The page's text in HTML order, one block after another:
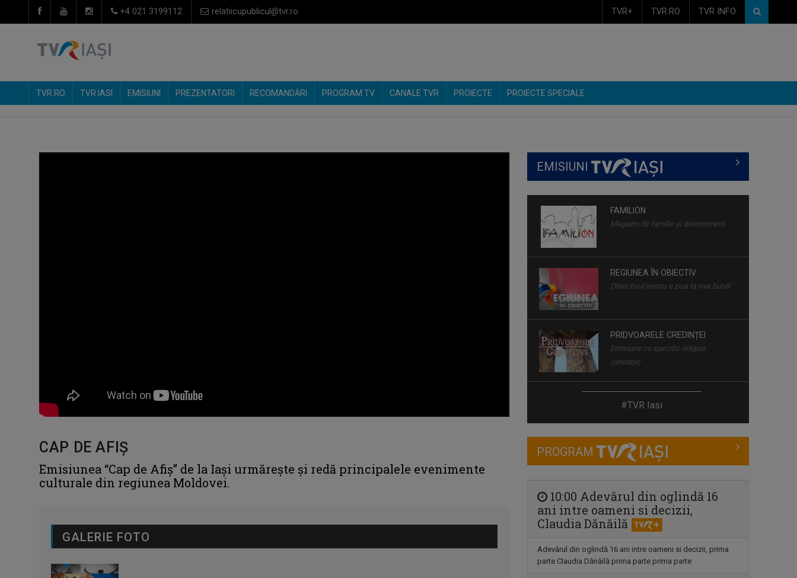
+4 021 3199112 relatiicupublicul@tvr.ro TVR+ TVR.RO TVR INFO
TVR.RO TVR IASI EMISIUNI PREZENTATORI RECOMANDĂRI PROGRAM TV CANALE TVR PROIECTE PROIECTE SPECIALE
CAP DE AFIȘ
Emisiunea “Cap de Afiş” de la Iaşi urmăreşte şi redă principalele evenimente
culturale din regiunea Moldovei.
GALERIE FOTO
EMISIUNI
FAMILION
Magazin de familie și divertisment
REGIUNEA ÎN OBIECTIV
Obiectivul nostru e ziua ta mai bună!
PRIDVOARELE CREDINȚEI
Emisiune cu specific religios
(ortodox)
Dezbatere pe teme medicale. Cei mai
buni ...
PLAY
REPORTER SPECIAL
Emisiune de reportaj și investigație
realizată ...
#TVR Iasi
PROGRAM
10:00 Adevărul din oglindă 16
ani intre oameni si decizii,
Claudia Dănăilă
Adevărul din oglindă 16 ani intre oameni si decizii, prima
parte Claudia Dănăilă prima parte prima parte